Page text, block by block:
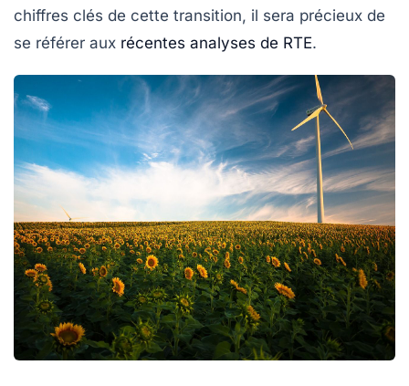
chiffres clés de cette transition, il sera précieux de
se référer aux récentes analyses de RTE.